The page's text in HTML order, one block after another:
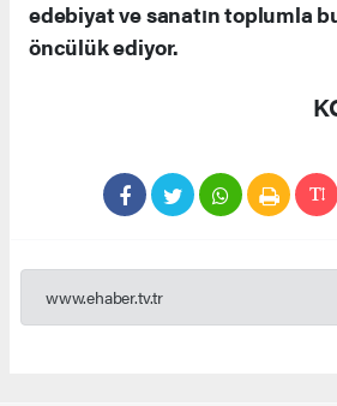
edebiyat ve sanatın toplumla
öncülük ediyor.
www.ehaber.tv.tr